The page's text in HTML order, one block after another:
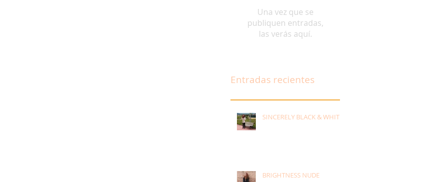
Una vez que se
publiquen entradas,
las verás aquí.
Entradas recientes
SINCERELY BLACK & WHITE
BRIGHTNESS NUDE